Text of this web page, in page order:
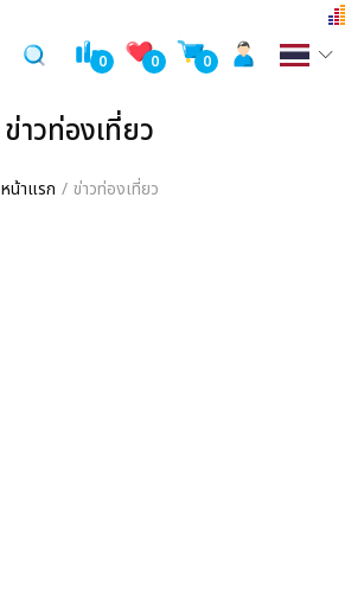
0 0 0
ข่าวท่องเที่ยว
หน้าแรก ข่าวท่องเที่ยว